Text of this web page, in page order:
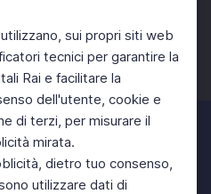
sui propri siti web
tecnici per garantire la
Rai e facilitare la
dell'utente, cookie e
di terzi, per misurare il
mirata.
dietro tuo consenso,
utilizzare dati di
Instagram